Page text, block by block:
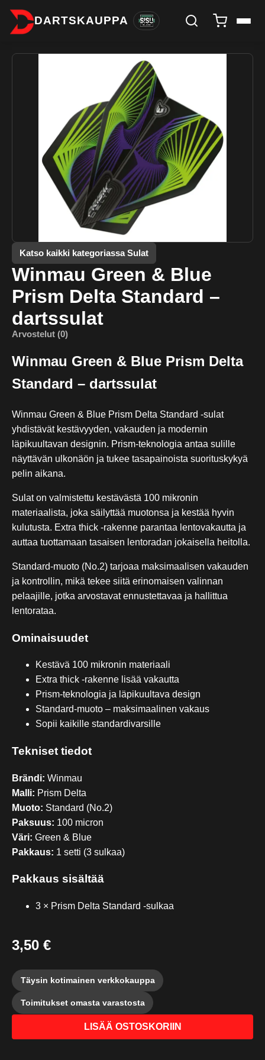
DARTSKAUPPA
Katso kaikki kategoriassa Sulat
Winmau Green & Blue
Prism Delta Standard –
dartssulat
Arvostelut (0)
Winmau Green & Blue Prism Delta
Standard – dartssulat
Winmau Green & Blue Prism Delta Standard -sulat
yhdistävät kestävyyden, vakauden ja modernin
läpikuultavan designin. Prism-teknologia antaa sulille
näyttävän ulkonäön ja tukee tasapainoista suorituskykyä
pelin aikana.
Sulat on valmistettu kestävästä 100 mikronin
materiaalista, joka säilyttää muotonsa ja kestää hyvin
kulutusta. Extra thick -rakenne parantaa lentovakautta ja
auttaa tuottamaan tasaisen lentoradan jokaisella heitolla.
Standard-muoto (No.2) tarjoaa maksimaalisen vakauden
ja kontrollin, mikä tekee siitä erinomaisen valinnan
pelaajille, jotka arvostavat ennustettavaa ja hallittua
lentorataa.
Ominaisuudet
Kestävä 100 mikronin materiaali
Extra thick -rakenne lisää vakautta
Prism-teknologia ja läpikuultava design
Standard-muoto – maksimaalinen vakaus
Sopii kaikille standardivarsille
Tekniset tiedot
Brändi: Winmau
Malli: Prism Delta
Muoto: Standard (No.2)
Paksuus: 100 micron
Väri: Green & Blue
Pakkaus: 1 setti (3 sulkaa)
Pakkaus sisältää
3 × Prism Delta Standard -sulkaa
3,50 €
Täysin kotimainen verkkokauppa
Toimitukset omasta varastosta
LISÄÄ OSTOSKORIIN